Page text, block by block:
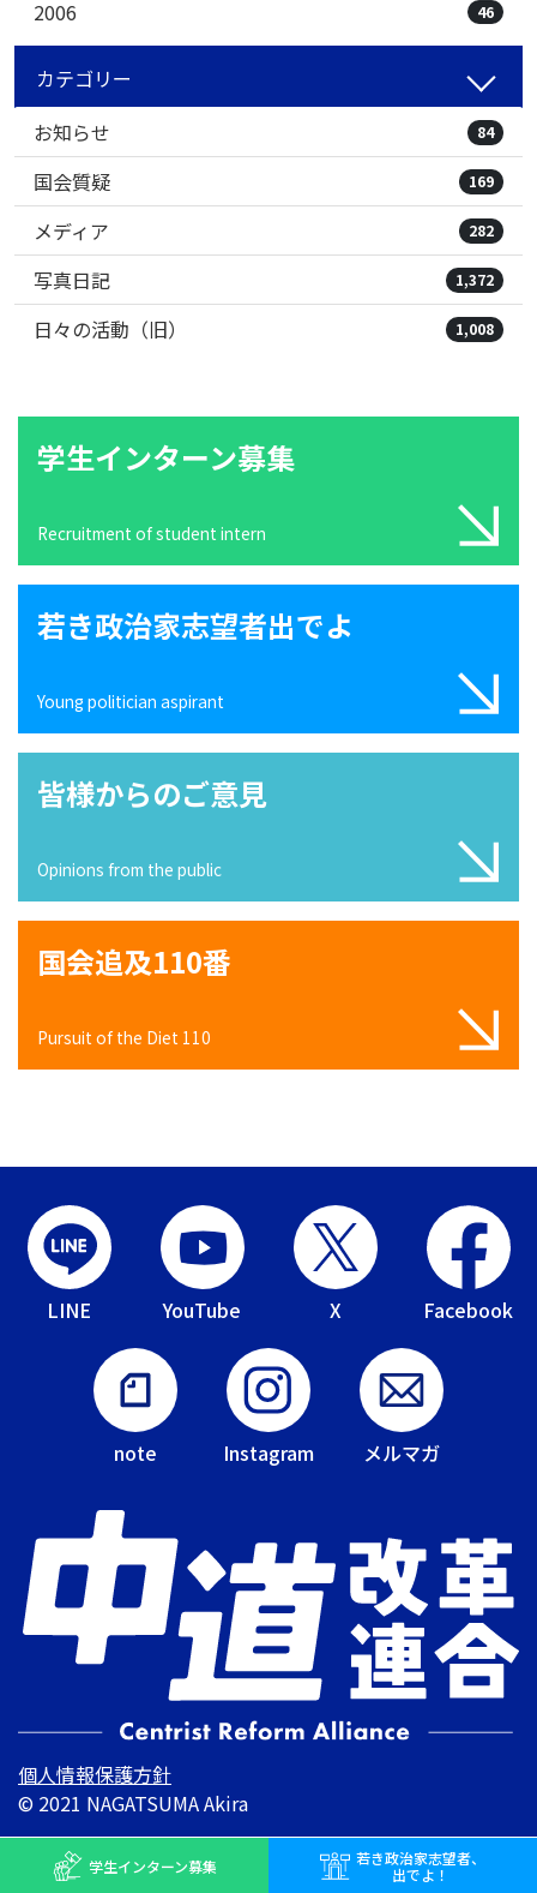
2006 46
カテゴリー
お知らせ
84
国会質疑 169
メディア 282
写真日記 1,372
日々の活動（旧） 1,008
学生インターン募集
Recruitment of student intern
若き政治家志望者出でよ
Young politician aspirant
皆様からのご意見
Opinions from the public
国会追及110番
Pursuit of the Diet 110
LINE YouTube X Facebook
note Instagram メルマガ
個人情報保護方針
© 2021 NAGATSUMA Akira
学生インターン募集 若き政治家志望者、
出でよ！